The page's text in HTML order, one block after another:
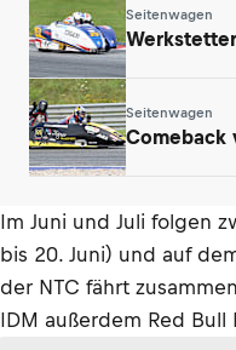
Seitenwagen
Seitenwagen
Comeback
Im Juni und Juli folgen
bis 20. Juni) und auf
der NTC fährt
IDM außerdem Red Bull